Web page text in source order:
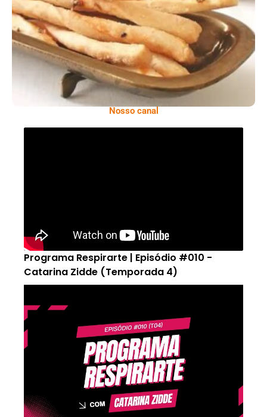
Comer Bem: Palitinhos De Cebola E Salsa
Nosso canal
Programa Respirarte | Episódio #010 -
Catarina Zidde (Temporada 4)